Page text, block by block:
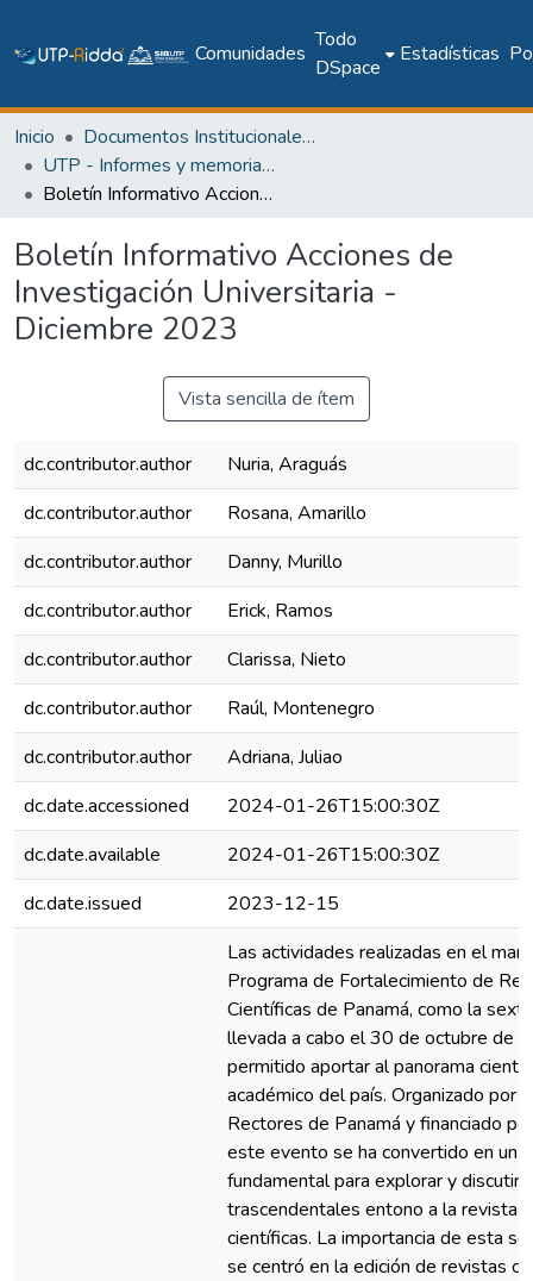
Comunidades
Todo
DSpace
Estadísticas
Inicio
Documentos Institucionales y Memoria Universitaria
UTP - Informes y memorias institucionales
Boletín Informativo Acciones de Investigación Universitaria -Diciembre 2023
Boletín Informativo Acciones de
Investigación Universitaria -
Diciembre 2023
Vista sencilla de ítem
dc.contributor.author
Nuria, Araguás
dc.contributor.author
Rosana, Amarillo
dc.contributor.author
Danny, Murillo
dc.contributor.author
Erick, Ramos
dc.contributor.author
Clarissa, Nieto
dc.contributor.author
Raúl, Montenegro
dc.contributor.author
Adriana, Juliao
dc.date.accessioned
2024-01-26T15:00:30Z
dc.date.available
2024-01-26T15:00:30Z
dc.date.issued
2023-12-15
Las actividades realizadas en el
Programa de Fortalecimiento de
Científicas de Panamá, como la
llevada a cabo el 30 de octubre de
permitido aportar al panorama
académico del país. Organizado por
Rectores de Panamá y financiado
este evento se ha convertido en un
fundamental para explorar y discutir
trascendentales entono a la revistas
científicas. La importancia de esta
se centró en la edición de revistas